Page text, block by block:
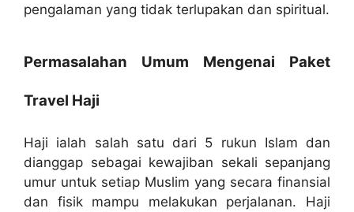
pengalaman yang tidak terlupakan dan spiritual.
Permasalahan Umum Mengenai Paket
Travel Haji
Haji ialah salah satu dari 5 rukun Islam dan
dianggap sebagai kewajiban sekali sepanjang
umur untuk setiap Muslim yang secara finansial
dan fisik mampu melakukan perjalanan. Haji